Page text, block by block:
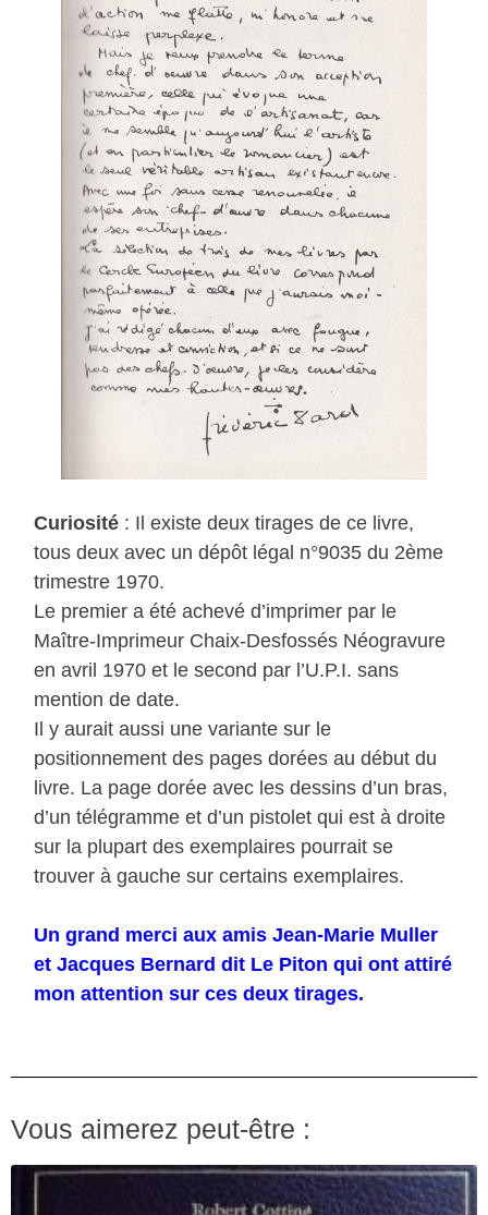
Curiosité : Il existe deux tirages de ce livre,
tous deux avec un dépôt légal n°9035 du 2ème
trimestre 1970.
Le premier a été achevé d’imprimer par le
Maître-Imprimeur Chaix-Desfossés Néogravure
en avril 1970 et le second par l’U.P.I. sans
mention de date.
Il y aurait aussi une variante sur le
positionnement des pages dorées au début du
livre. La page dorée avec les dessins d’un bras,
d’un télégramme et d’un pistolet qui est à droite
sur la plupart des exemplaires pourrait se
trouver à gauche sur certains exemplaires.
Un grand merci aux amis Jean-Marie Muller
et Jacques Bernard dit Le Piton qui ont attiré
mon attention sur ces deux tirages.
Vous aimerez peut-être :